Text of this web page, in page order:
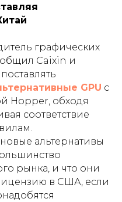
графических
Caixin и
GPU с
Hopper, обходя
соответствие
альтернативы
рынка, и что они
в США, если